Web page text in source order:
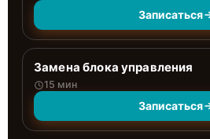
Записаться
Замена блока управления
15 мин
Записаться